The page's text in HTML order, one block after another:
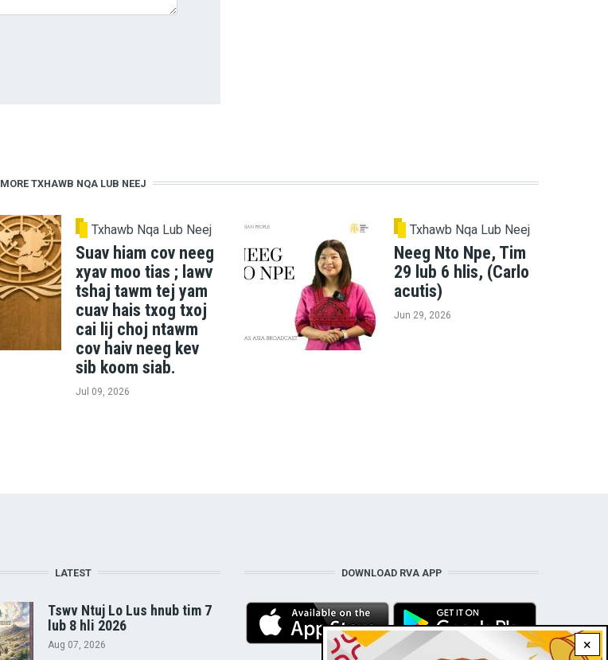
MORE TXHAWB NQA LUB NEEJ
Txhawb Nqa Lub Neej
Suav hiam cov neeg
xyav moo tias ; lawv
tshaj tawm tej yam
cuav hais txog txoj
cai lij choj ntawm
cov haiv neeg kev
sib koom siab.
Jul 09, 2026
Txhawb Nqa Lub Neej
Neeg Nto Npe, Tim
29 lub 6 hlis, (Carlo
acutis)
Jun 29, 2026
×
LATEST
Tswv Ntuj Lo Lus hnub tim 7
lub 8 hli 2026
Aug 07, 2026
DOWNLOAD RVA APP